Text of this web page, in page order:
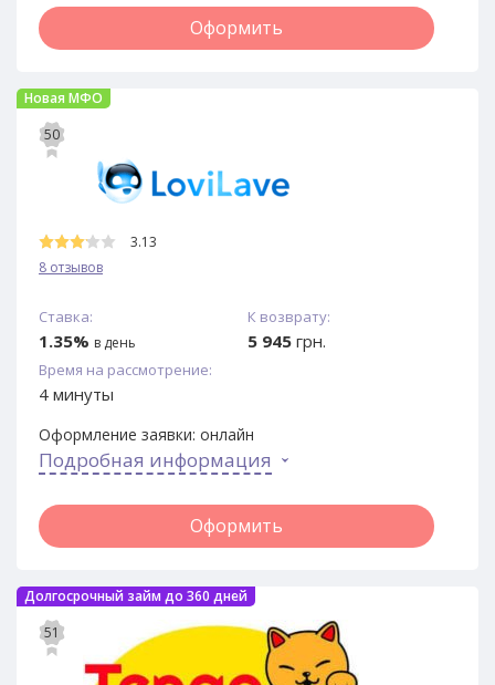
Оформить
Новая МФО
50
3.13
8 отзывов
Ставка:
1.35% в день
К возврату:
5 945 грн.
Время на рассмотрение:
4 минуты
Оформление заявки: онлайн
Подробная информация
Оформить
Долгосрочный займ до 360 дней
51